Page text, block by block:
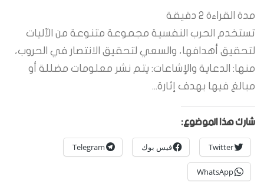
مدة القراءة 2 دقيقة
تستخدم الحرب النفسية مجموعة متنوعة من الآليات
لتحقيق أهدافها، والسعي لتحقيق الانتصار في الحروب،
منها: الدعاية والإشاعات: يتم نشر معلومات مضللة أو
مبالغ فيها بهدف إثارة...
شارك هذا الموضوع:
Twitter فيس بوك Telegram
WhatsApp